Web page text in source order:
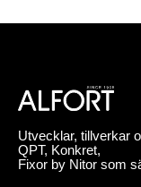
Utvecklar, tillverkar
QPT, Konkret,
Fixor by Nitor som